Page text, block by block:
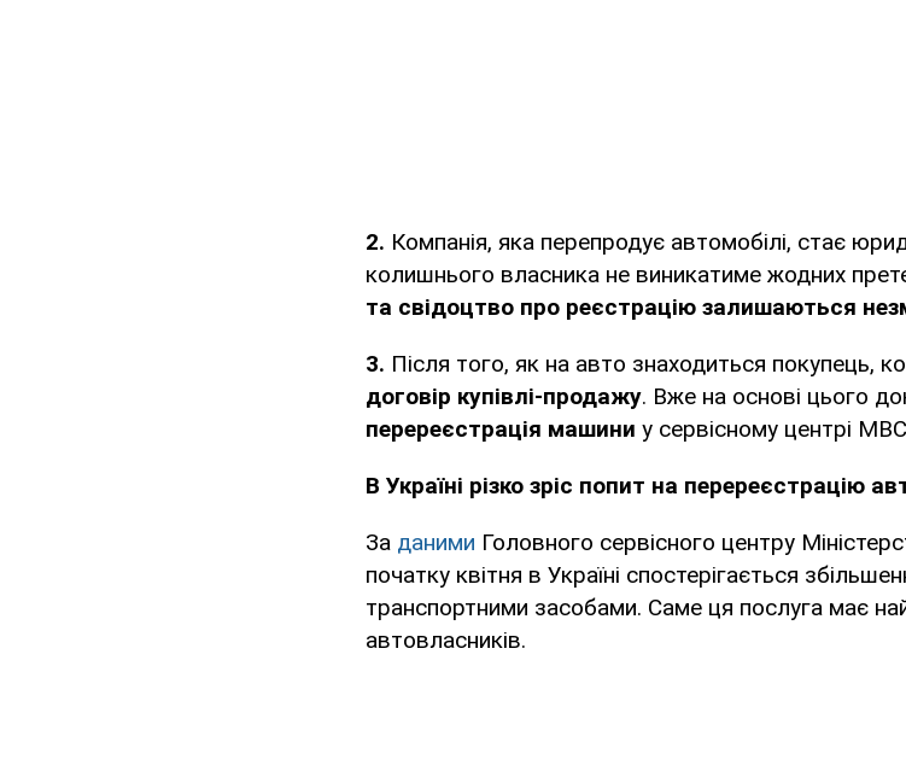
2. Компанія, яка перепродує автомобілі, стає
колишнього власника не виникатиме жодних
та свідоцтво про реєстрацію залишаються
3. Після того, як на авто знаходиться покупець,
договір купівлі-продажу. Вже на основі цього
перереєстрація машини у сервісному центрі
В Україні різко зріс попит на перереєстрацію
За даними Головного сервісного центру
початку квітня в Україні спостерігається
транспортними засобами. Саме ця послуга має
автовласників.